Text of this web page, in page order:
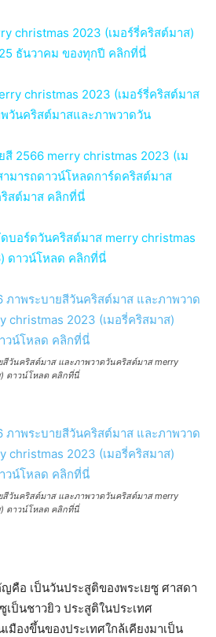
christmas 2023 (เมอร์รี่คริสต์มาส)
ธันวาคม ของทุกปี คลิกที่นี่
christmas 2023 (เมอร์รี่คริสต์มาส
วันคริสต์มาสและภาพวาดวัน
2566 merry christmas 2023 (เม
มารถดาวน์โหลดการ์ดคริสต์มาส
สต์มาส คลิกที่นี่
บอร์ดวันคริสต์มาส merry christmas
ดาวน์โหลด คลิกที่นี่
วันคริสต์มาส และภาพวาดวันคริสต์มาส merry
ดาวน์โหลด คลิกที่นี่
วันคริสต์มาส และภาพวาดวันคริสต์มาส merry
ดาวน์โหลด คลิกที่นี่
คือ เป็นวันประสูติของพระเยซู ศาสดา
เป็นชาวยิว ประสูติในประเทศ
มืองขึ้นของประเทศใกล้เคียงมาเป็น